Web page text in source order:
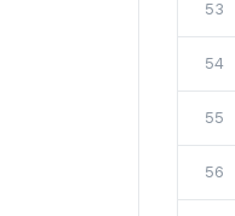
53
54
55
56